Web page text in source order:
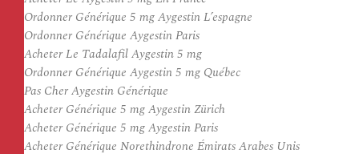
Ordonner Générique 5 mg Aygestin L’espagne
Ordonner Générique Aygestin Paris
Acheter Le Tadalafil Aygestin 5 mg
Ordonner Générique Aygestin 5 mg Québec
Pas Cher Aygestin Générique
Acheter Générique 5 mg Aygestin Zürich
Acheter Générique 5 mg Aygestin Paris
Acheter Générique Norethindrone Émirats Arabes Unis